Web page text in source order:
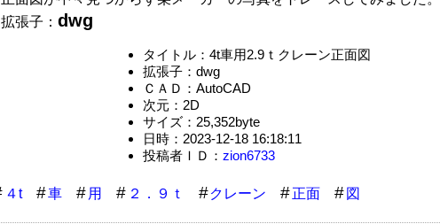
拡張子： dwg
タイトル：4t車用2.9ｔクレーン正面図
拡張子：dwg
ＣＡＤ：AutoCAD
次元：2D
サイズ：25,352byte
日時：2023-12-18 16:18:11
投稿者ＩＤ： zion6733
４t 車 用 ２．９ｔ クレーン 正面 図